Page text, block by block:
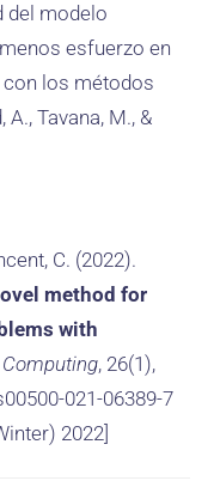
del modelo
esfuerzo en
los métodos
Tavana, M., &
C. (2022).
method for
with
, 26(1),
021-06389-7
2022]